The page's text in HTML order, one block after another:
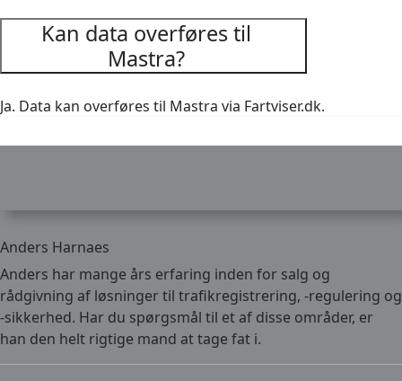
Kan data overføres til
Mastra?
Ja. Data kan overføres til Mastra via Fartviser.dk.
Anders Harnaes
Anders har mange års erfaring inden for salg og
rådgivning af løsninger til trafikregistrering, -regulering og
-sikkerhed. Har du spørgsmål til et af disse områder, er
han den helt rigtige mand at tage fat i.